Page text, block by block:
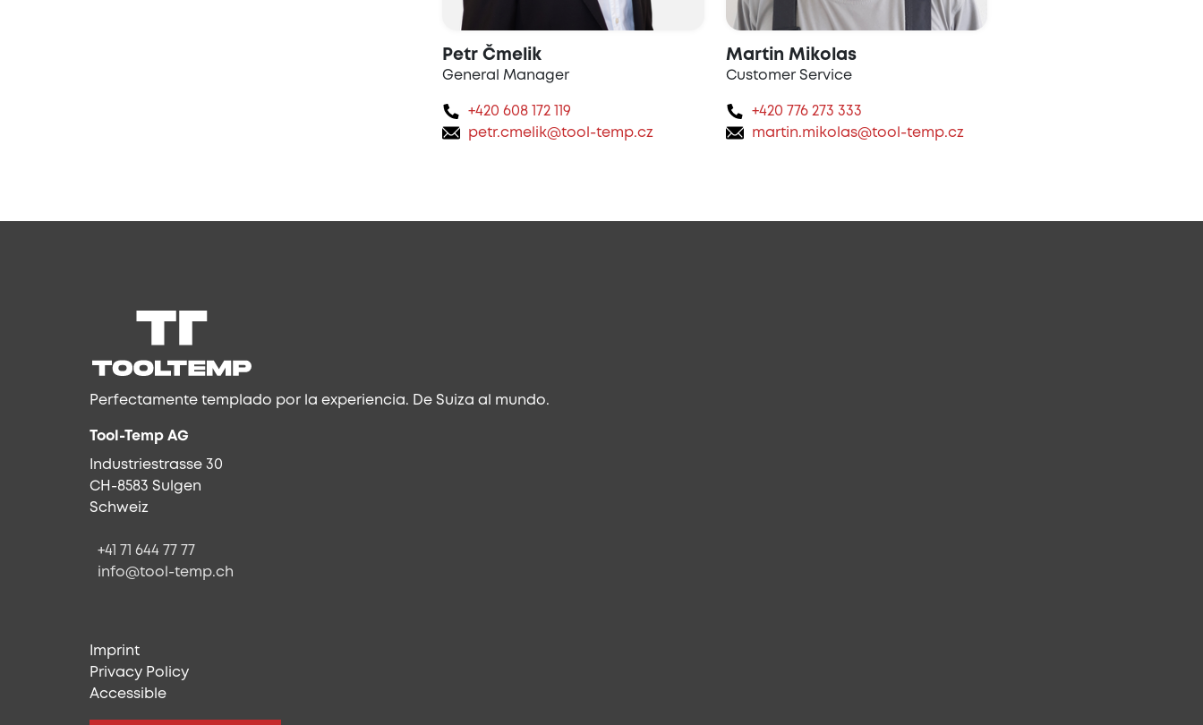
Petr Čmelik
General Manager
+420 608 172 119
petr.cmelik@tool-temp.cz
Martin Mikolas
Customer Service
+420 776 273 333
martin.mikolas@tool-temp.cz
Perfectamente templado por la experiencia. De Suiza al mundo.
Tool-Temp AG
Industriestrasse 30
CH-8583 Sulgen
Schweiz
+41 71 644 77 77
info@tool-temp.ch
Imprint
Privacy Policy
Accessible